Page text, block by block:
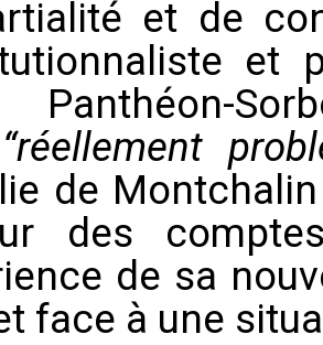
et de
et
Panthéon-
“réellement
de
des
de sa
face à une